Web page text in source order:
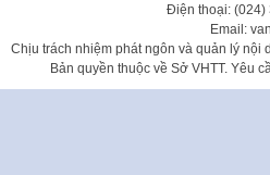
Điện thoại: (024)
Email:
Chịu trách nhiệm phát ngôn và quản lý nội
Bản quyền thuộc về Sở VHTT. Yêu